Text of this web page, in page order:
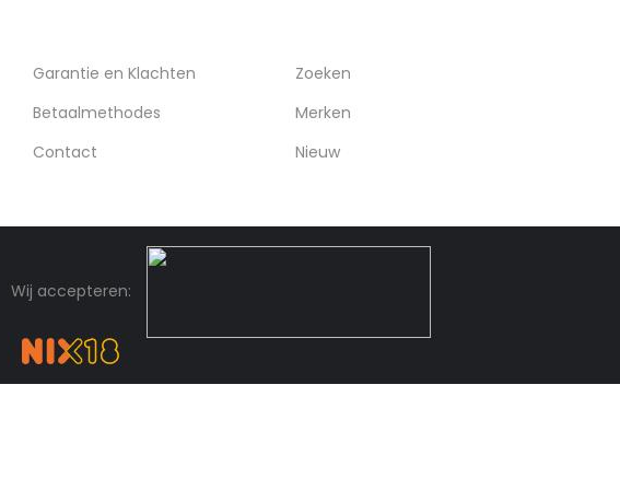
Garantie en Klachten
Betaalmethodes
Contact
Zoeken
Merken
Nieuw
Wij accepteren: